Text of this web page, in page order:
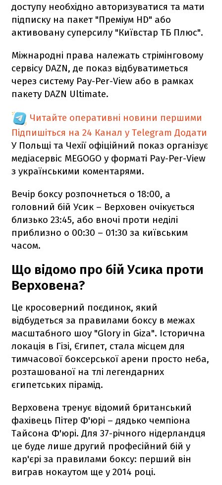
доступу необхідно авторизуватися та мати
підписку на пакет "Преміум HD" або
активовану суперсилу "Київстар ТБ Плюс".
Міжнародні права належать стрімінговому
сервісу DAZN, де показ відбуватиметься
через систему Pay-Per-View або в рамках
пакету DAZN Ultimate.
Читайте оперативні новини першими
Підпишіться на 24 Канал у Telegram Додати
У Польщі та Чехії офіційний показ організує
медіасервіс MEGOGO у форматі Pay-Per-View
з українськими коментарями.
Вечір боксу розпочнеться о 18:00, а
головний бій Усик – Верховен очікується
близько 23:45, або вночі проти неділі
приблизно о 00:30 – 01:30 за київським
часом.
Що відомо про бій Усика проти
Верховена?
Це кросоверний поєдинок, який
відбудеться за правилами боксу в межах
масштабного шоу "Glory in Giza". Історична
локація в Гізі, Єгипет, стала місцем для
тимчасової боксерської арени просто неба,
розташованої на тлі легендарних
єгипетських пірамід.
Верховена тренує відомий британський
фахівець Пітер Ф'юрі – дядько чемпіона
Тайсона Ф'юрі. Для 37-річного нідерландця
це буде лише другий професійний бій у
кар'єрі за правилами боксу: перший він
виграв нокаутом ще у 2014 році.